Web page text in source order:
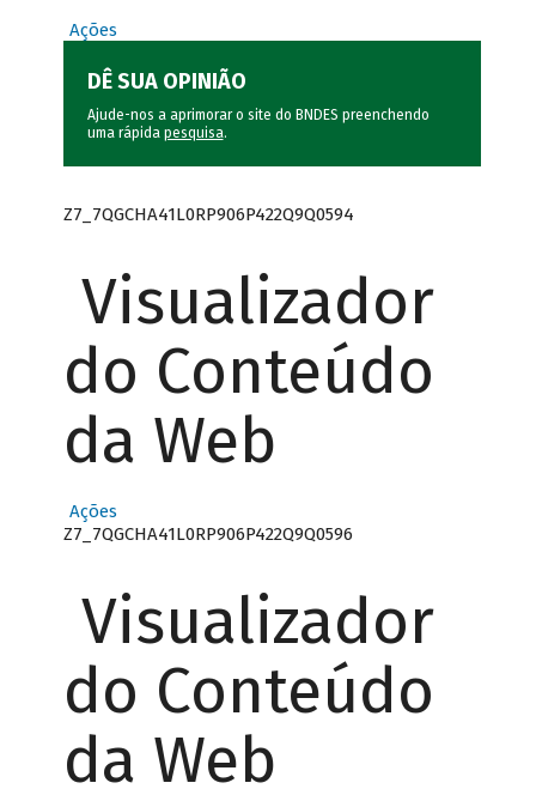
Ações
DÊ SUA OPINIÃO
Ajude-nos a aprimorar o site do BNDES preenchendo
uma rápida pesquisa.
Z7_7QGCHA41L0RP906P422Q9Q0594
Visualizador
do Conteúdo
da Web
Ações
Z7_7QGCHA41L0RP906P422Q9Q0596
Visualizador
do Conteúdo
da Web